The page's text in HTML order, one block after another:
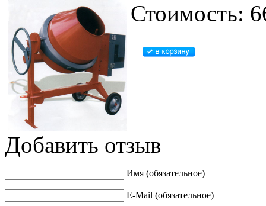
Стоимость:
Добавить отзыв
Имя (обязательное)
E-Mail (обязательное)